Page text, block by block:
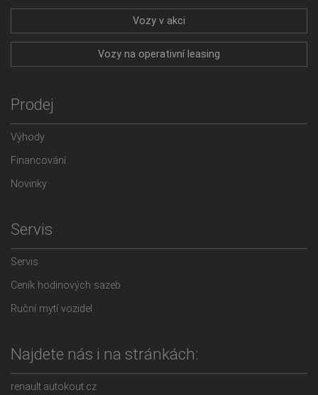
Vozy v akci
Vozy na operativní leasing
Prodej
Výhody
Financování
Novinky
Servis
Servis
Ceník hodinových sazeb
Ruční mytí vozidel
Najdete nás i na stránkách:
renault.autokout.cz